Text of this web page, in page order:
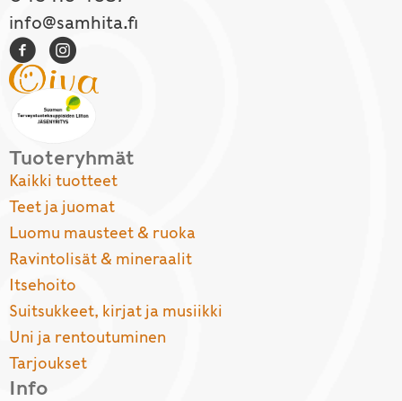
info@samhita.fi
Tuoteryhmät
Kaikki tuotteet
Teet ja juomat
Luomu mausteet & ruoka
Ravintolisät & mineraalit
Itsehoito
Suitsukkeet, kirjat ja musiikki
Uni ja rentoutuminen
Tarjoukset
Info